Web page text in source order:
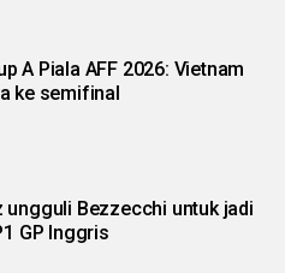
A Piala AFF 2026: Vietnam
ke semifinal
ungguli Bezzecchi untuk jadi
GP Inggris